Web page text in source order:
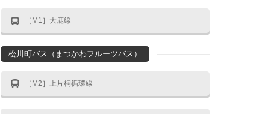
［M1］大鹿線
松川町バス（まつかわフルーツバス）
［M2］上片桐循環線